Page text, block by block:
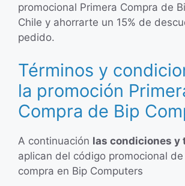
promocional Primera Compra de
Chile y ahorrarte un 15% de
pedido.
Términos y
la promoción
Compra de Bip
A continuación las condiciones y
aplican del código promocional
compra en Bip Computers